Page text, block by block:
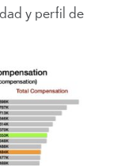
y perfil de